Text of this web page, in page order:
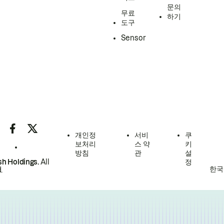
무료
도구
Sensor
문의
하기
Holdings.All
개인정
보처리
방침
서비
스 약
관
쿠
키
설
정
한